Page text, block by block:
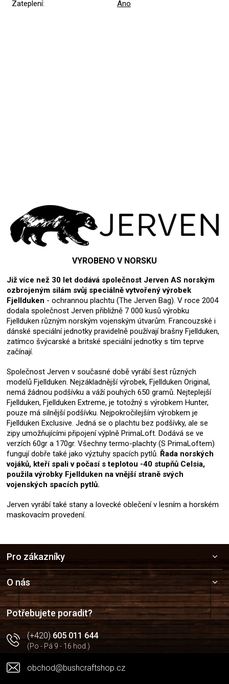
Zateplení: Ano
VYROBENO V NORSKU
Již více než 30 let dodává společnost Jerven AS norským
ozbrojeným silám svůj speciálně vytvořený výrobek
Fjellduken - ochrannou plachtu (The Jerven Bag). V roce 2004
dodala společnost Jerven přibližně 7 000 kusů výrobku
Fjellduken různým norským vojenským útvarům. Francouzské i
dánské speciální jednotky pravidelně používají brašny Fjellduken,
zatímco švýcarské a britské speciální jednotky s tím teprve
začínají.
Společnost Jerven v současné době vyrábí šest různých
modelů Fjellduken. Nejzákladnější výrobek, Fjellduken Original,
nemá žádnou podšívku a váží pouhých 650 gramů. Nejteplejší
Fjellduken, Fjellduken Extreme, je totožný s výrobkem Hunter,
pouze má silnější podšívku. Nejpokročilejším výrobkem je
Fjellduken Exclusive. Jedná se o plachtu bez podšívky, ale se
zipy umožňujícími připojení výplně PrimaLoft. Dodává se ve
verzích 60gr a 170gr. Všechny termo-plachty (S PrimaLoftem)
fungují dobře také jako výztuhy spacích pytlů. Řada norských
vojáků, kteří spali v počasí s teplotou -40 stupňů Celsia,
použila výrobky Fjellduken na vnější straně svých
vojenských spacích pytlů.
Jerven vyrábí také stany a lovecké oblečení v lesním a horském
maskovacím provedení.
a
t
í
Pro zákazníky
O nás
Potřebujete poradit?
(+420)605 011 644
(Po - Pá 9 - 16 hod.)
obchod@bushcraftshop.cz